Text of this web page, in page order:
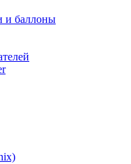
и баллоны